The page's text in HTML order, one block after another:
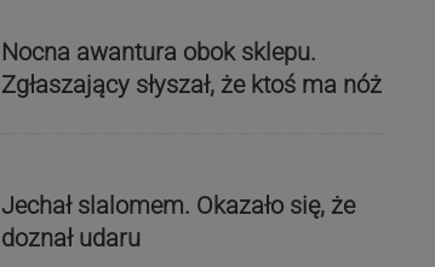
Nocna awantura obok sklepu.
Zgłaszający słyszał, że ktoś ma nóż
Jechał slalomem. Okazało się, że
doznał udaru